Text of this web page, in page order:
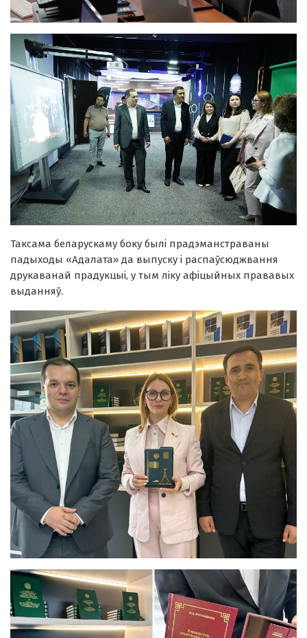
Таксама беларускаму боку былі прадэманстраваны
падыходы «Адалата» да выпуску і распаўсюджвання
друкаванай прадукцыі, у тым ліку афіцыйных прававых
выданняў.